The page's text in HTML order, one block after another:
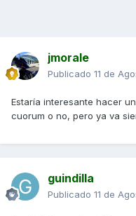
jmorale
Publicado 11 de
Estaría interesante hacer
cuorum o no, pero ya va
guindilla
Publicado 11 de